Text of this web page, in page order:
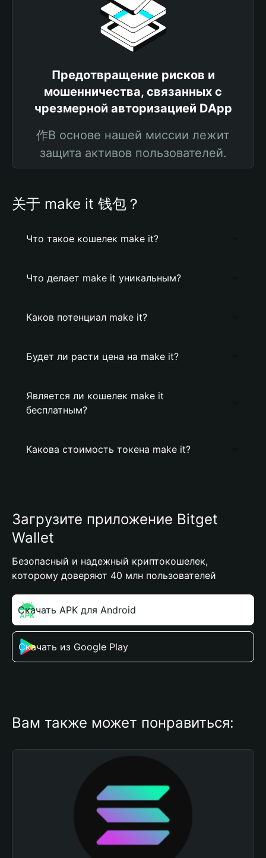
Предотвращение рисков и
мошенничества, связанных с
чрезмерной авторизацией DApp
作В основе нашей миссии лежит
защита активов пользователей.
关于 make it 钱包？
Что такое кошелек make it?
Что делает make it уникальным?
Каков потенциал make it?
Будет ли расти цена на make it?
Является ли кошелек make it
бесплатным?
Какова стоимость токена make it?
Загрузите приложение Bitget
Wallet
Безопасный и надежный криптокошелек,
которому доверяют 40 млн пользователей
Скачать APK для Android
Скачать из Google Play
Вам также может понравиться: